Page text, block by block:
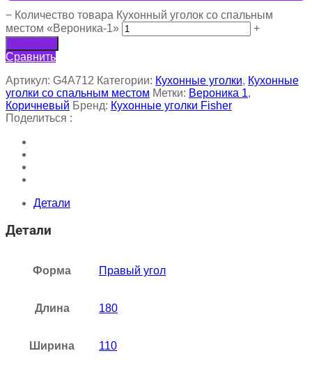
− Количество товара Кухонный уголок со спальным
местом «Вероника-1»
+
В корзину
Сравнить
Артикул: G4A712 Категории: Кухонные уголки, Кухонные
уголки со спальным местом Метки: Вероника 1,
Коричневый Бренд: Кухонные уголки Fisher
Поделиться :
Детали
Детали
Форма Правый угол
Длина 180
Ширина 110